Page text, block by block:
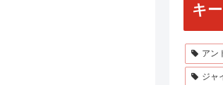
キ
アン
ジャ